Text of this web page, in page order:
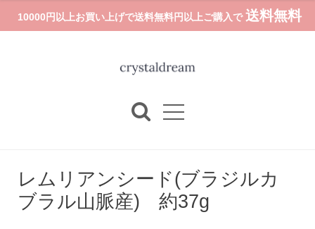
10000円以上お買い上げで送料無料円以上ご購入で 送料無料
レムリアンシード(ブラジルカ
ブラル山脈産) 約37g